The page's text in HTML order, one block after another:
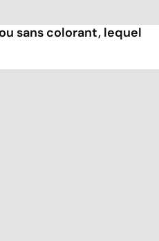
sans colorant, lequel